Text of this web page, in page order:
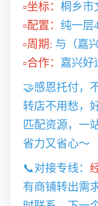
▫️坐标： 桐乡市
▫️配置： 纯一层
▫️周期: 与（嘉
▫️合作： 嘉兴好
🤝感恩托付，
转店不用愁，
匹配资源，一
省力又省心～
📞对接专线：
有商铺转出需